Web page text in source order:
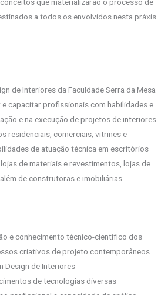
a todos os envolvidos nesta práxis
de Interiores da Faculdade Serra da Mesa
capacitar profissionais com habilidades e
e na execução de projetos de interiores
residenciais, comerciais, vitrines e
de atuação técnica em escritórios
de materiais e revestimentos, lojas de
de construtoras e imobiliárias.
e conhecimento técnico-científico dos
criativos de projeto contemporâneos
Design de Interiores
de tecnologias diversas